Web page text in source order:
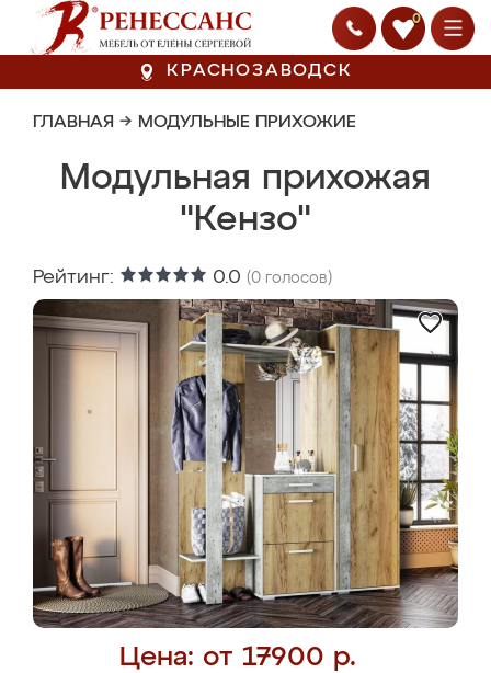
0
КРАСНОЗАВОДСК
ГЛАВНАЯ → МОДУЛЬНЫЕ ПРИХОЖИЕ
Модульная прихожая
"Кензо"
Рейтинг: 0.0 (0 голосов)
Цена: от 17900 р.